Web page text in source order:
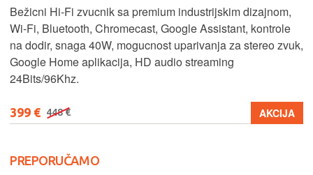
Bežicni Hi-Fi zvucnik sa premium industrijskim dizajnom,
Wi-Fi, Bluetooth, Chromecast, Google Assistant, kontrole
na dodir, snaga 40W, mogucnost uparivanja za stereo zvuk,
Google Home aplikacija, HD audio streaming
24Bits/96Khz.
399 € 448 € AKCIJA
PREPORUČAMO